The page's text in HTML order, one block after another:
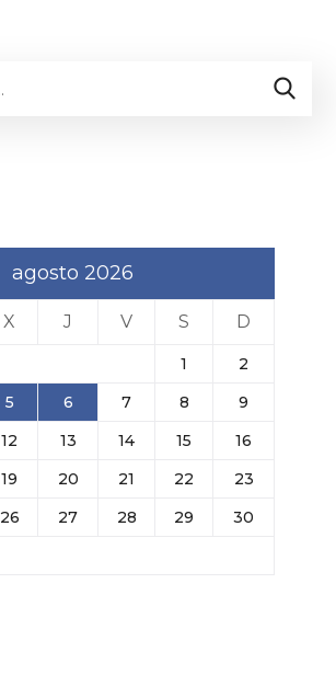
agosto 2026
X J V S D
1
2
5 6 7 8
9
12 13 14 15
16
19 20 21 22
23
26 27 28 29
30